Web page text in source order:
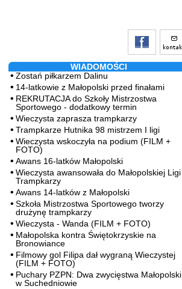
WIADOMOŚCI
Zostań piłkarzem Dalinu
14-latkowie z Małopolski przed finałami
REKRUTACJA do Szkoły Mistrzostwa
Sportowego - dodatkowy termin
Wieczysta zaprasza trampkarzy
Trampkarze Hutnika 98 mistrzem I ligi
Wieczysta wskoczyła na podium (FILM +
FOTO)
Awans 16-latków Małopolski
Wieczysta awansowała do Małopolskiej Ligi
Trampkarzy
Awans 14-latków z Małopolski
Szkoła Mistrzostwa Sportowego tworzy
drużynę trampkarzy
Wieczysta - Wanda (FILM + FOTO)
Małopolska kontra Świętokrzyskie na
Bronowiance
Filmowy gol Filipa dał wygraną Wieczystej
(FILM + FOTO)
Puchary PZPN: Dwa zwycięstwa Małopolski
w Suchedniowie